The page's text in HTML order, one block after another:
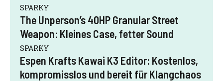
SPARKY
The Unperson’s 40HP Granular Street
Weapon: Kleines Case, fetter Sound
SPARKY
Espen Krafts Kawai K3 Editor: Kostenlos,
kompromisslos und bereit für Klangchaos